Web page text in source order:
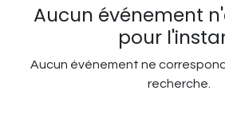
Aucun événement
pour
Aucun événement ne
recherche.